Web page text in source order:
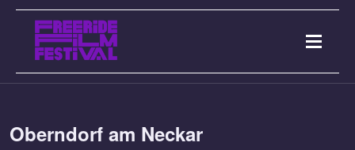
Oberndorf am Neckar